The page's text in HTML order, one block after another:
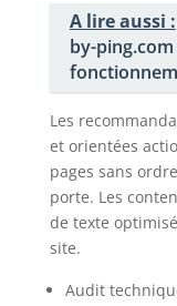
A lire aussi :
by-
Les
et orientées
pages sans
porte. Les
de texte
site.
Audit